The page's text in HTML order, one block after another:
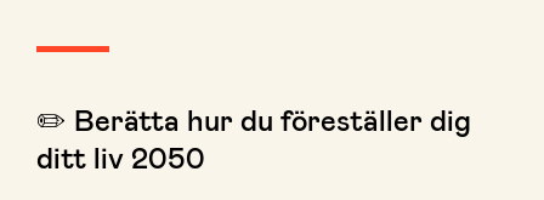
✏️ Berätta hur du föreställer dig
ditt liv 2050